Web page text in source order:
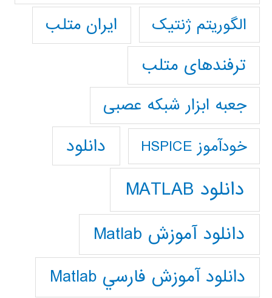
الگوریتم ژنتیک
ایران متلب
ترفندهای متلب
جعبه ابزار شبکه عصبی
خودآموز HSPICE دانلود
دانلود MATLAB
دانلود آموزش Matlab
دانلود آموزش فارسي Matlab